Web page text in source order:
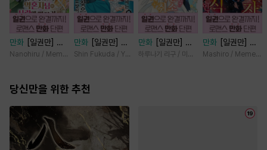
만화
[일권만] 웃
지 않는 약혼자님
습니다 [단행본]
Nanohiru / Memeko
만화
[일권만] 전
하께서는 오늘도
(웃음) [단행본]
Shin Fukuda / Yoko Kurosu
만화
[일권만] 제
약혼은 취소되었습
하루나기 리구 / 미즈메
만화
[일권만] 실
례지만 약혼자님,
Mashiro / Memeko
당신만을 위한 추천